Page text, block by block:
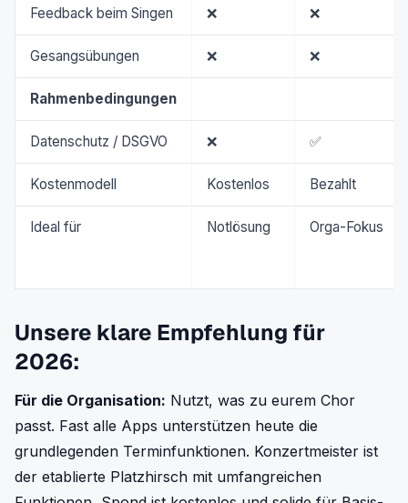
Feedback beim Singen ❌ ❌
Gesangsübungen ❌ ❌
Rahmenbedingungen
Datenschutz / DSGVO ❌ ✅
Kostenmodell Kostenlos Bezahlt
Ideal für Notlösung Orga-Fokus
Unsere klare Empfehlung für
2026:
Für die Organisation: Nutzt, was zu eurem Chor
passt. Fast alle Apps unterstützen heute die
grundlegenden Terminfunktionen. Konzertmeister ist
der etablierte Platzhirsch mit umfangreichen